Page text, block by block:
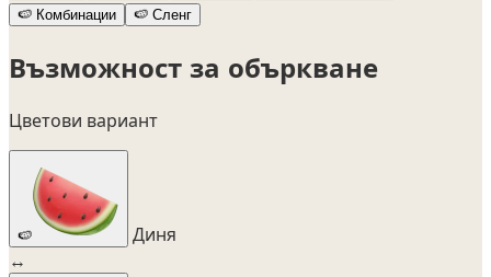
🍉 Комбинации 🍉 Сленг
Възможност за объркване
Цветови вариант
🍉
Диня
↔